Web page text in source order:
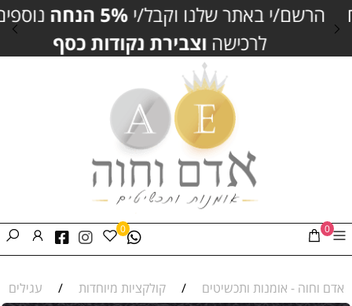
הרשם/י באתר שלנו וקבל/י5% הנחה
נוספים
לרכישהוצבירת נקודות כסף
0
0
אדם וחוה - אומנות ותכשיטים / קולקציות מיוחדות / עגילים